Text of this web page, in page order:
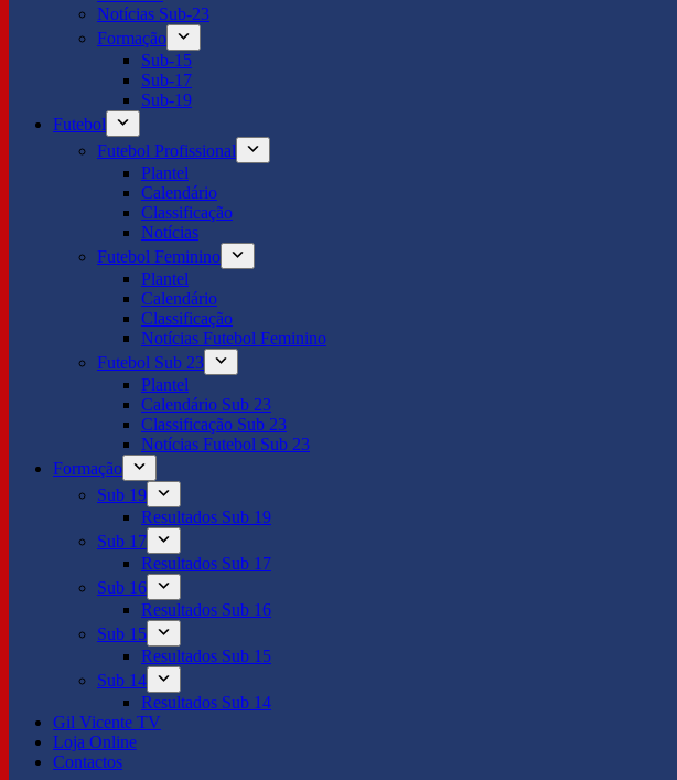
Notícias Sub-23
Formação
Sub-15
Sub-17
Sub-19
Futebol
Futebol Profissional
Plantel
Calendário
Classificação
Notícias
Futebol Feminino
Plantel
Calendário
Classificação
Notícias Futebol Feminino
Futebol Sub 23
Plantel
Calendário Sub 23
Classificação Sub 23
Notícias Futebol Sub 23
Formação
Sub 19
Resultados Sub 19
Sub 17
Resultados Sub 17
Sub 16
Resultados Sub 16
Sub 15
Resultados Sub 15
Sub 14
Resultados Sub 14
Gil Vicente TV
Loja Online
Contactos